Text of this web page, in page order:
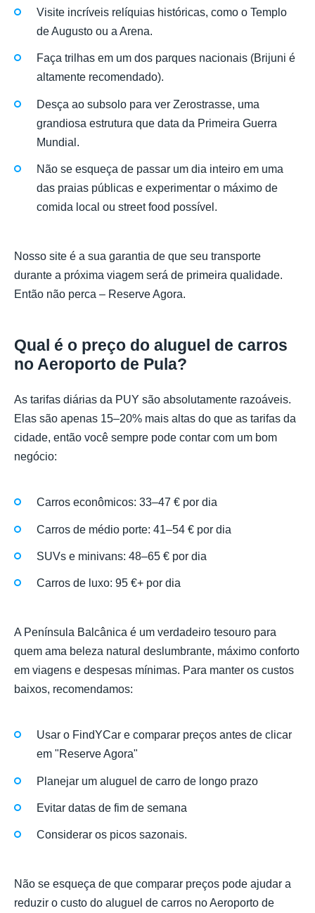
Visite incríveis relíquias históricas, como o Templo
de Augusto ou a Arena.
Faça trilhas em um dos parques nacionais (Brijuni é
altamente recomendado).
Desça ao subsolo para ver Zerostrasse, uma
grandiosa estrutura que data da Primeira Guerra
Mundial.
Não se esqueça de passar um dia inteiro em uma
das praias públicas e experimentar o máximo de
comida local ou street food possível.
Nosso site é a sua garantia de que seu transporte
durante a próxima viagem será de primeira qualidade.
Então não perca – Reserve Agora.
Qual é o preço do aluguel de carros
no Aeroporto de Pula?
As tarifas diárias da PUY são absolutamente razoáveis.
Elas são apenas 15–20% mais altas do que as tarifas da
cidade, então você sempre pode contar com um bom
negócio:
Carros econômicos: 33–47 € por dia
Carros de médio porte: 41–54 € por dia
SUVs e minivans: 48–65 € por dia
Carros de luxo: 95 €+ por dia
A Península Balcânica é um verdadeiro tesouro para
quem ama beleza natural deslumbrante, máximo conforto
em viagens e despesas mínimas. Para manter os custos
baixos, recomendamos:
Usar o FindYCar e comparar preços antes de clicar
em "Reserve Agora"
Planejar um aluguel de carro de longo prazo
Evitar datas de fim de semana
Considerar os picos sazonais.
Não se esqueça de que comparar preços pode ajudar a
reduzir o custo do aluguel de carros no Aeroporto de